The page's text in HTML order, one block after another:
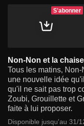
S'abonner
Non-Non et la
Tous les matins,
une nouvelle idée
qu'il ne sait pas trop
Zoubi, Grouillette et
faite à lui proposer.
Disponible jusqu'au 31/